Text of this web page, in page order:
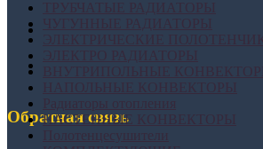
Обратная связь
НАСТЕННЫЕ КОНВЕКТОРЫ